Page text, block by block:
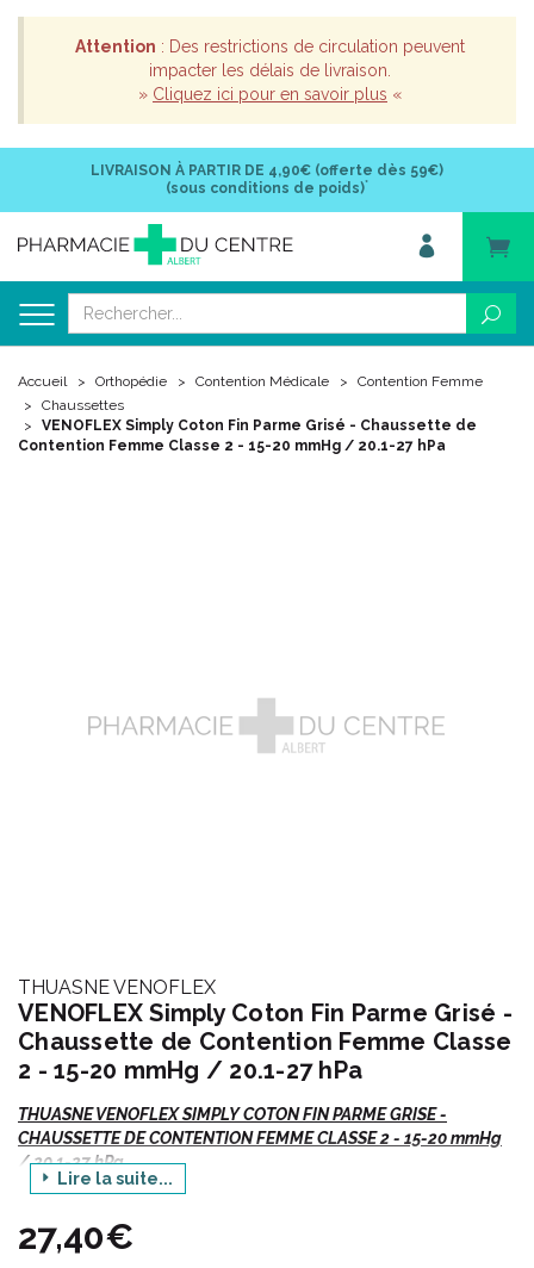
Attention : Des restrictions de circulation peuvent
impacter les délais de livraison.
» Cliquez ici pour en savoir plus «
LIVRAISON À PARTIR DE 4,90€ (offerte dès 59€)
(sous conditions de poids)*
Accueil Orthopédie Contention Médicale
Contention Femme
Chaussettes
VENOFLEX Simply Coton Fin Parme Grisé - Chaussette de
Contention Femme Classe 2 - 15-20 mmHg / 20.1-27 hPa
THUASNE VENOFLEX
VENOFLEX Simply Coton Fin Parme Grisé -
Chaussette de Contention Femme Classe
2 - 15-20 mmHg / 20.1-27 hPa
THUASNE VENOFLEX SIMPLY COTON FIN PARME GRISE -
CHAUSSETTE DE CONTENTION FEMME CLASSE 2 - 15-20 mmHg
/ 20.1-27 hPa
Si vous commandez, n' oubliez pas de préciser :
Lire la suite...
27,40€